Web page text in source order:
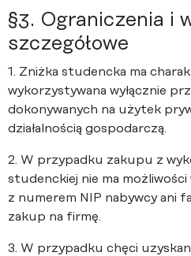
§3. Ograniczenia i
szczegółowe
1. Zniżka studencka ma
wykorzystywana wyłącznie
dokonywanych na użytek
działalnością gospodarczą.
2. W przypadku zakupu z
studenckiej nie ma
z numerem NIP nabywcy ani
zakup na firmę.
3. W przypadku chęci